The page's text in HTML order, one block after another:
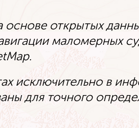
основе открытых
маломерных
исключительно в
для точного